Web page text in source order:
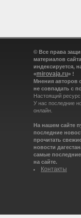
© Все права
материалов
индексируется,
«mirovaja.ru» !
Мнения авторов
не совпадать с
Настоящий
У нас последние
онлайн.
На нашем сайте
последние
прочитать
новости
самые
на сайте.
Контакты